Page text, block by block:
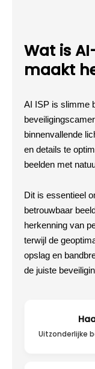
Wat is
maakt
AI ISP is slimme
binnenvallende
en details te
beelden met
Dit is essentieel
betrouwbaar
herkenning van
terwijl de
opslag en
de juiste
Uitzonderlijke